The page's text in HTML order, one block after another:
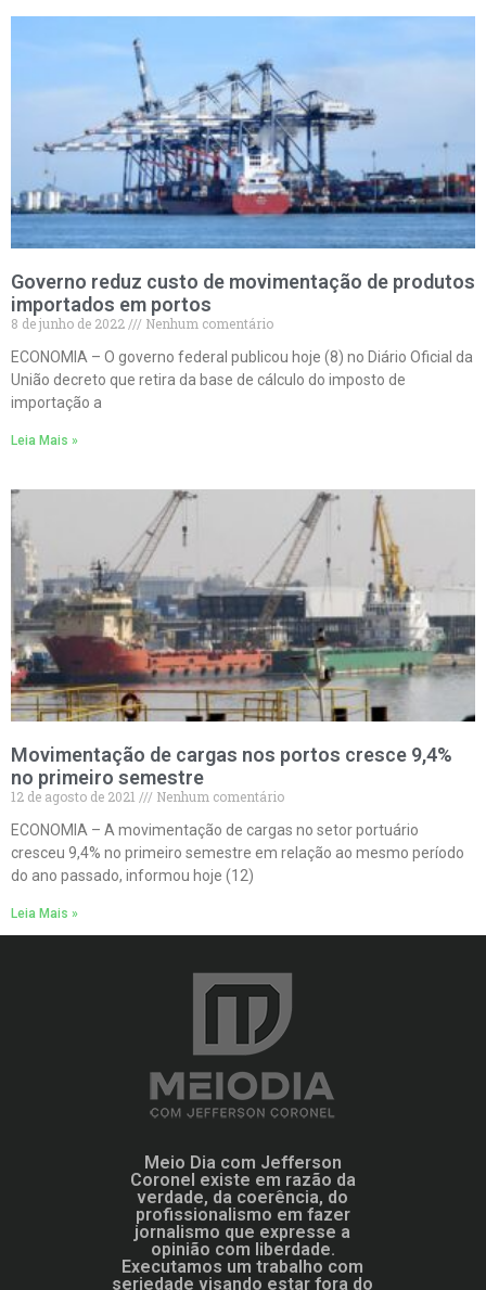
Governo reduz custo de movimentação de produtos
importados em portos
8 de junho de 2022
Nenhum comentário
ECONOMIA – O governo federal publicou hoje (8) no Diário Oficial da
União decreto que retira da base de cálculo do imposto de
importação a
Leia Mais »
Movimentação de cargas nos portos cresce 9,4%
no primeiro semestre
12 de agosto de 2021
Nenhum comentário
ECONOMIA – A movimentação de cargas no setor portuário
cresceu 9,4% no primeiro semestre em relação ao mesmo período
do ano passado, informou hoje (12)
Leia Mais »
Meio Dia com Jefferson
Coronel existe em razão da
verdade, da coerência, do
profissionalismo em fazer
jornalismo que expresse a
opinião com liberdade.
Executamos um trabalho com
seriedade visando estar fora do